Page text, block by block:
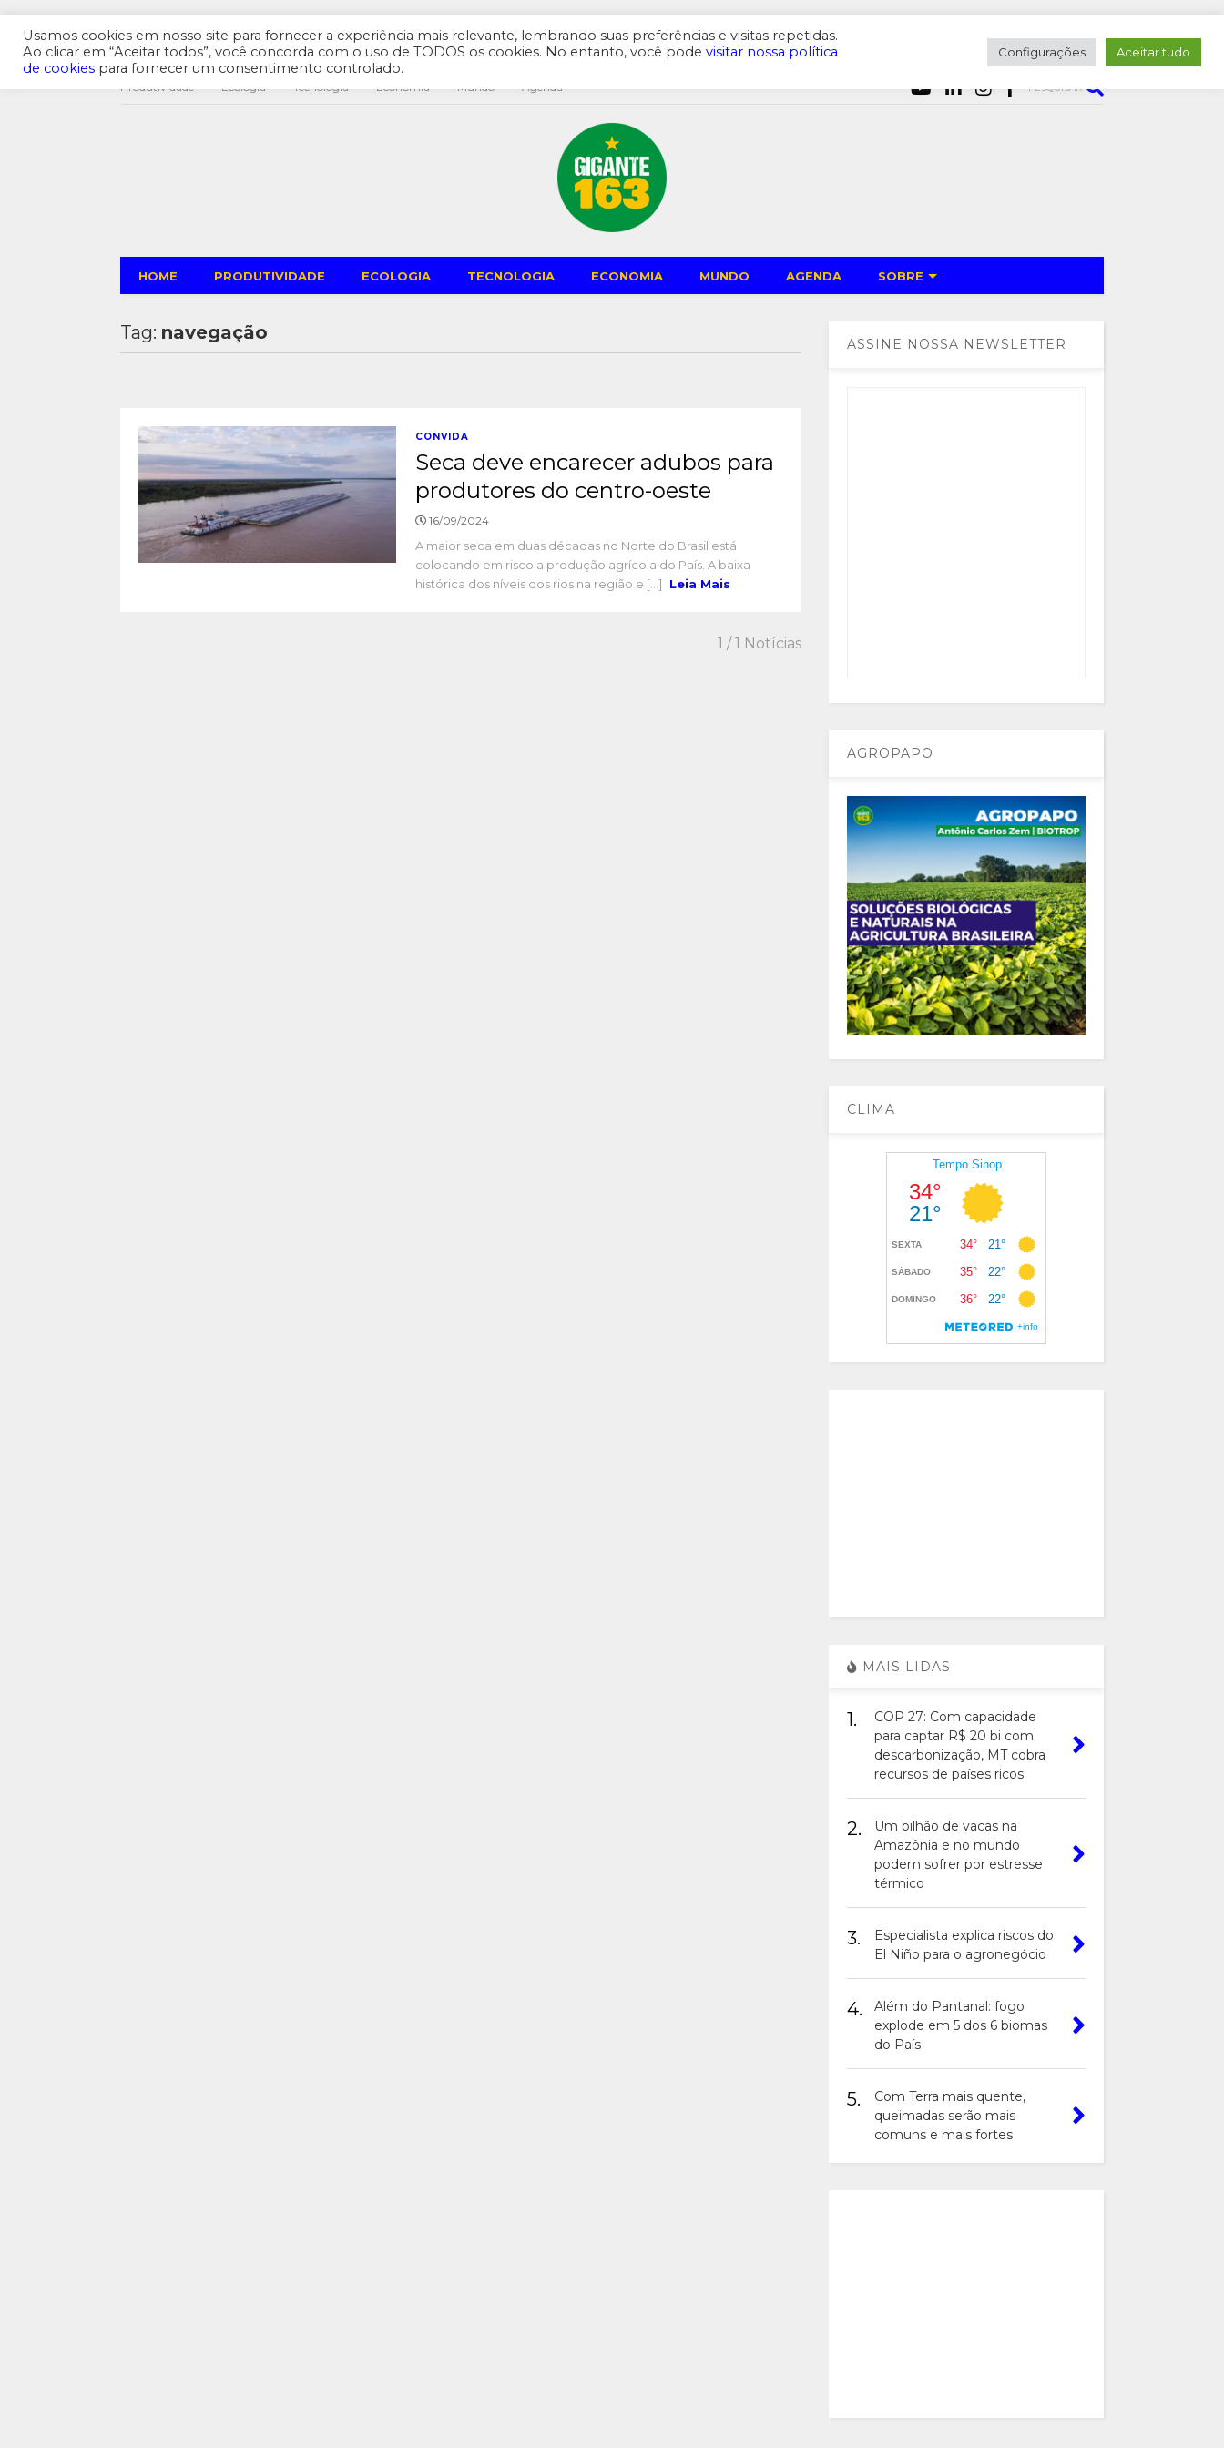
Produtividade Ecologia Tecnologia Economia Mundo Agenda PESQUISAR
HOME PRODUTIVIDADE ECOLOGIA TECNOLOGIA ECONOMIA MUNDO AGENDA SOBRE
Tag: navegação
CONVIDA
Seca deve encarecer adubos para
produtores do centro-oeste
16/09/2024
A maior seca em duas décadas no Norte do Brasil está
colocando em risco a produção agrícola do País. A baixa
histórica dos níveis dos rios na região e [...]
Leia Mais
1 / 1 Notícias
ASSINE NOSSA NEWSLETTER
AGROPAPO
CLIMA
MAIS LIDAS
1.
COP 27: Com capacidade
para captar R$ 20 bi com
descarbonização, MT cobra
recursos de países ricos
2.
Um bilhão de vacas na
Amazônia e no mundo
podem sofrer por estresse
térmico
3.
Especialista explica riscos do
El Niño para o agronegócio
4.
Além do Pantanal: fogo
explode em 5 dos 6 biomas
do País
5.
Com Terra mais quente,
queimadas serão mais
comuns e mais fortes
Usamos cookies em nosso site para fornecer a experiência mais relevante, lembrando suas preferências e visitas repetidas.
Ao clicar em “Aceitar todos”, você concorda com o uso de TODOS os cookies. No entanto, você pode visitar nossa política
de cookies para fornecer um consentimento controlado.
Configurações Aceitar tudo